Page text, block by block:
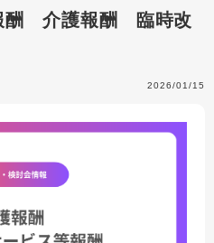
酬 介護報酬 臨時改
2026/01/15